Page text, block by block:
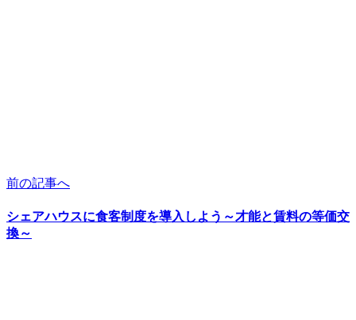
前の記事へ
シェアハウスに食客制度を導入しよう～才能と賃料の等価交
換～